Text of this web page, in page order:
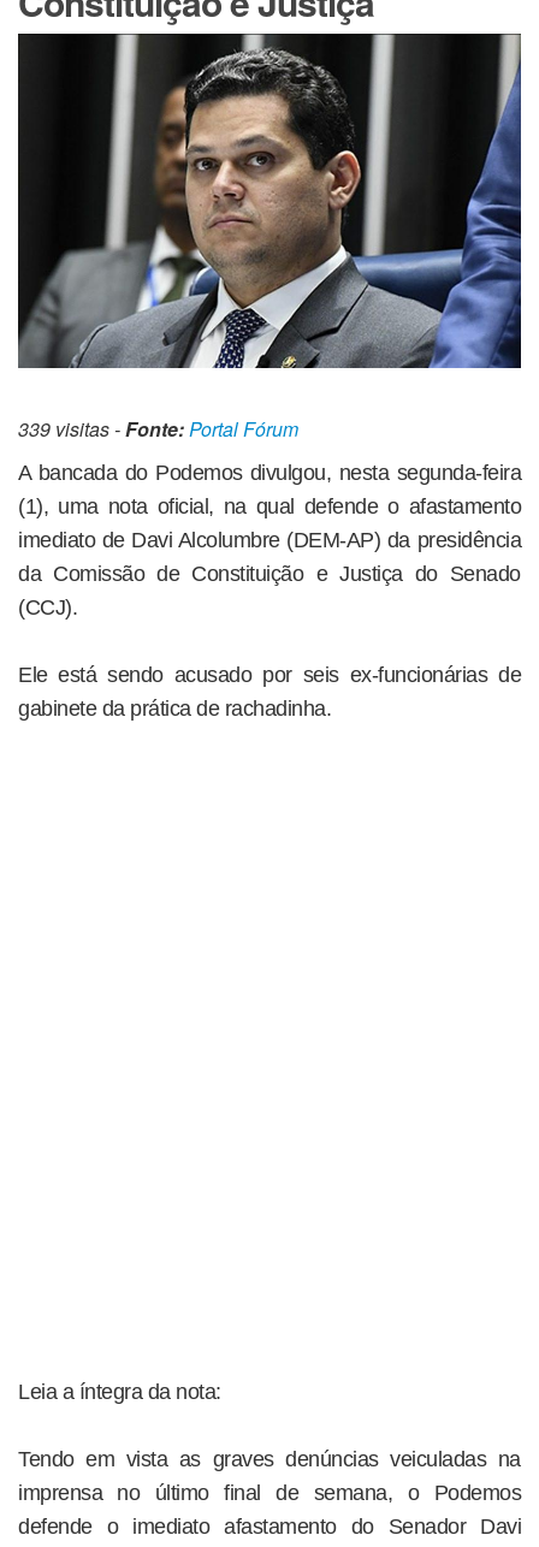
339 visitas -Fonte:Portal Fórum
A bancada do Podemos divulgou, nesta segunda-feira
(1), uma nota oficial, na qual defende o afastamento
imediato de Davi Alcolumbre (DEM-AP) da presidência
da Comissão de Constituição e Justiça do Senado
(CCJ).
Ele está sendo acusado por seis ex-funcionárias de
gabinete da prática de rachadinha.
Leia a íntegra da nota:
Tendo em vista as graves denúncias veiculadas na
imprensa no último final de semana, o Podemos
defende o imediato afastamento do Senador Davi